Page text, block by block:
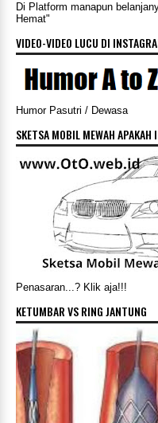
Di Platform manapun
Hemat"
VIDEO-VIDEO LUCU DI
Humor Pasutri / Dewasa
SKETSA MOBIL MEWAH APAKAH
Penasaran...? Klik aja!!!
KETUMBAR VS RING JANTUNG